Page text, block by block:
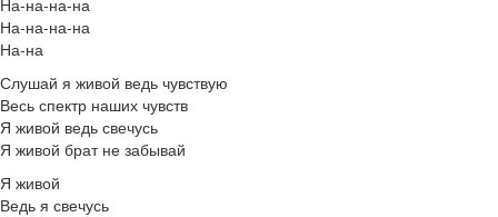
На-на-на-на
На-на-на-на
На-на
Слушай я живой ведь чувствую
Весь спектр наших чувств
Я живой ведь свечусь
Я живой брат не забывай
Я живой
Ведь я свечусь